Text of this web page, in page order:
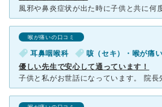
喉が痛いの口コミ
耳鼻咽喉科 咳（セキ）・喉が痛
優しい先生で安心して通っています！